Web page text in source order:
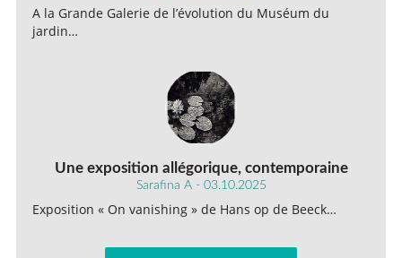
A la Grande Galerie de l’évolution du Muséum du
jardin…
Une exposition allégorique, contemporaine
Sarafina A - 03.10.2025
Exposition « On vanishing » de Hans op de Beeck…